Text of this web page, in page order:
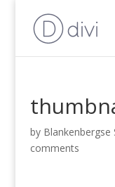
by Blankenbergse
comments